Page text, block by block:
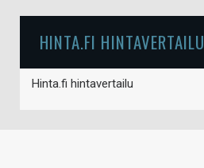
HINTA.FI HINTAVERTAILU
Hinta.fi hintavertailu